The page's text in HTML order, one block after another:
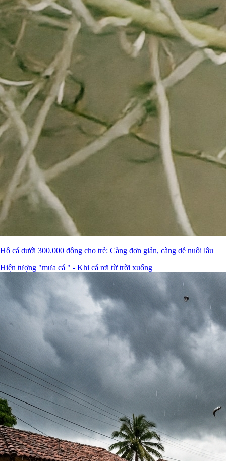
Hồ cá dưới 300.000 đồng cho trẻ: Càng đơn giản, càng dễ nuôi lâu
Hiện tượng "mưa cá " - Khi cá rơi từ trời xuống